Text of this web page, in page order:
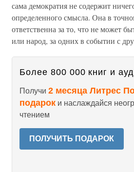
сама демократия не содержит
определенного смысла. Она в
ответственна за то, что не может
или народ, за одних в событии с
Более 800 000 книг и
Получи 2 месяца Литрес
подарок и наслаждайся
чтением
ПОЛУЧИТЬ ПОДАРОК